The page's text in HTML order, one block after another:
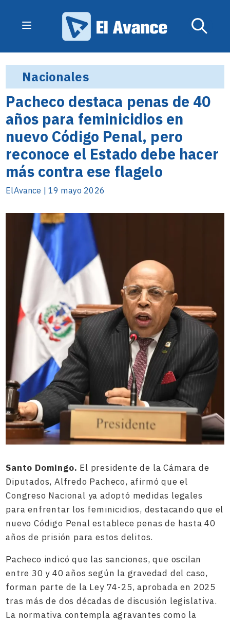
Nacionales
Pacheco destaca penas de 40
años para feminicidios en
nuevo Código Penal, pero
reconoce el Estado debe hacer
más contra ese flagelo
ElAvance | 19 mayo 2026
Santo Domingo. El presidente de la Cámara de
Diputados, Alfredo Pacheco, afirmó que el
Congreso Nacional ya adoptó medidas legales
para enfrentar los feminicidios, destacando que el
nuevo Código Penal establece penas de hasta 40
años de prisión para estos delitos.
Pacheco indicó que las sanciones, que oscilan
entre 30 y 40 años según la gravedad del caso,
forman parte de la Ley 74-25, aprobada en 2025
tras más de dos décadas de discusión legislativa.
La normativa contempla agravantes como la